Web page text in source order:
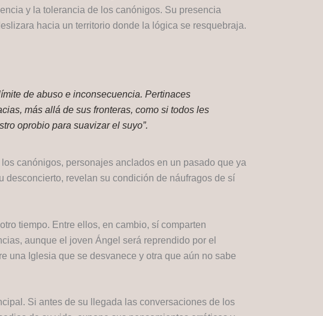
y la tolerancia de los canónigos. Su presencia
hacia un territorio donde la lógica se resquebraja.
de abuso e inconsecuencia. Pertinaces
más allá de sus fronteras, como si todos les
oprobio para suavizar el suyo”.
canónigos, personajes anclados en un pasado que ya
revelan su condición de náufragos de sí
tiempo. Entre ellos, en cambio, sí comparten
aunque el joven Ángel será reprendido por el
una Iglesia que se desvanece y otra que aún no sabe
Si antes de su llegada las conversaciones de los